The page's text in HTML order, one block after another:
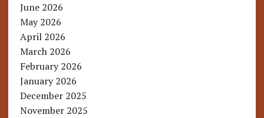
June 2026
May 2026
April 2026
March 2026
February 2026
January 2026
December 2025
November 2025